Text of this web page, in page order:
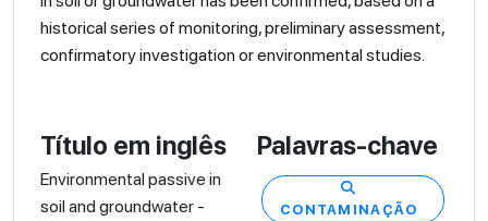
historical series of monitoring, preliminary assessment,
confirmatory investigation or environmental studies.
Título em inglês
Environmental passive in
soil and groundwater -
Palavras-chave
CONTAMINAÇÃO